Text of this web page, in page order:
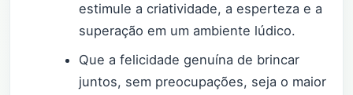
estimule a criatividade, a esperteza e a
superação em um ambiente lúdico.
Que a felicidade genuína de brincar
juntos, sem preocupações, seja o maior